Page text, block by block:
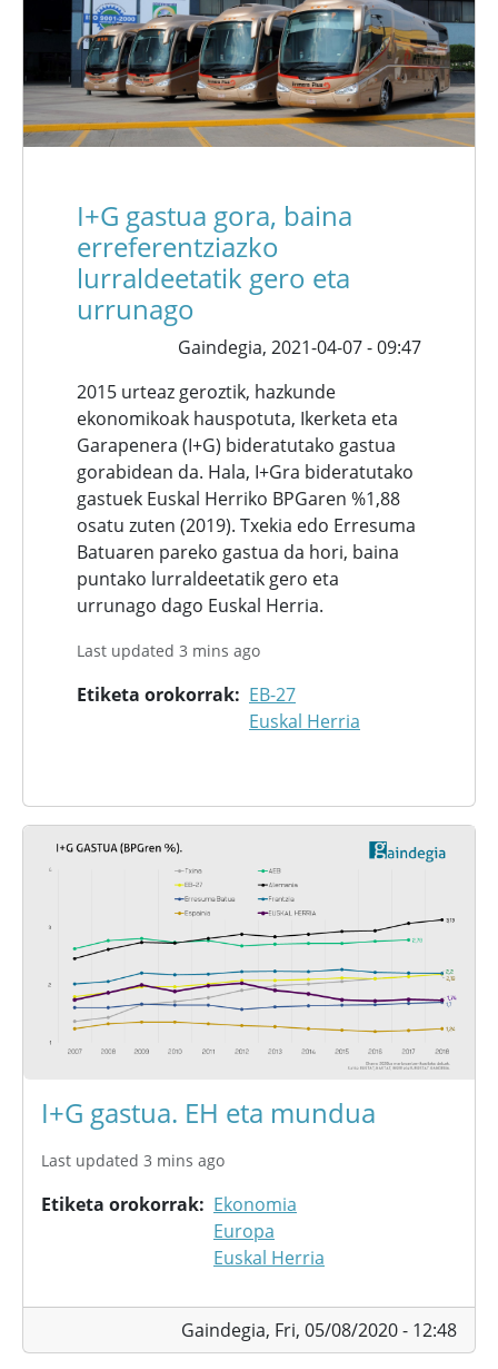
I+G gastua gora, baina
erreferentziazko
lurraldeetatik gero eta
urrunago
Gaindegia, 2021-04-07 - 09:47
2015 urteaz geroztik, hazkunde
ekonomikoak hauspotuta, Ikerketa eta
Garapenera (I+G) bideratutako gastua
gorabidean da. Hala, I+Gra bideratutako
gastuek Euskal Herriko BPGaren %1,88
osatu zuten (2019). Txekia edo Erresuma
Batuaren pareko gastua da hori, baina
puntako lurraldeetatik gero eta
urrunago dago Euskal Herria.
Last updated 3 mins ago
Etiketa orokorrak
EB-27
Euskal Herria
I+G gastua. EH eta mundua
Last updated 3 mins ago
Etiketa orokorrak
Ekonomia
Europa
Euskal Herria
Gaindegia, Fri, 05/08/2020 - 12:48